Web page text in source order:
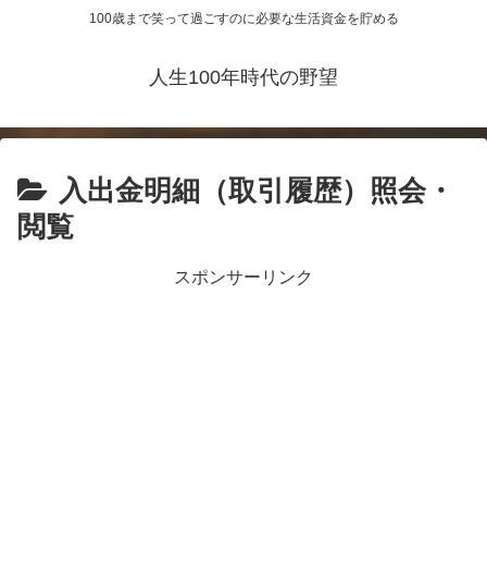
100歳まで笑って過ごすのに必要な生活資金を貯める
人生100年時代の野望
入出金明細（取引履歴）照会・
閲覧
スポンサーリンク